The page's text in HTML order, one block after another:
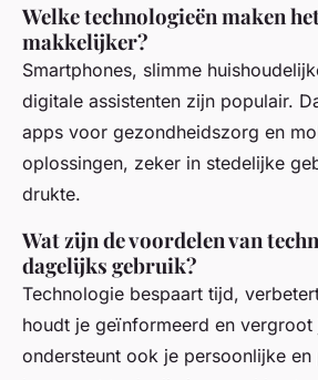
Welke technologieën maken
makkelijker?
Smartphones, slimme
digitale assistenten zijn populair.
apps voor gezondheidszorg en
oplossingen, zeker in stedelijke
drukte.
Wat zijn de voordelen van
dagelijks gebruik?
Technologie bespaart tijd,
houdt je geïnformeerd en
ondersteunt ook je persoonlijke en